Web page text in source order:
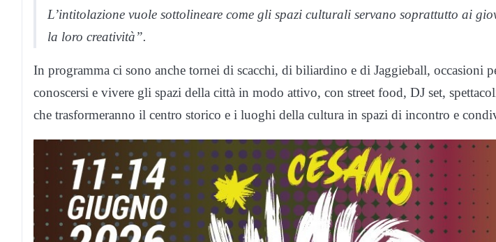
L’intitolazione vuole sottolineare come gli spazi culturali servano soprattutto ai
la loro creatività”.
In programma ci sono anche tornei di scacchi, di biliardino e di Jaggieball, occasioni
conoscersi e vivere gli spazi della città in modo attivo, con street food, DJ set,
che trasformeranno il centro storico e i luoghi della cultura in spazi di incontro e